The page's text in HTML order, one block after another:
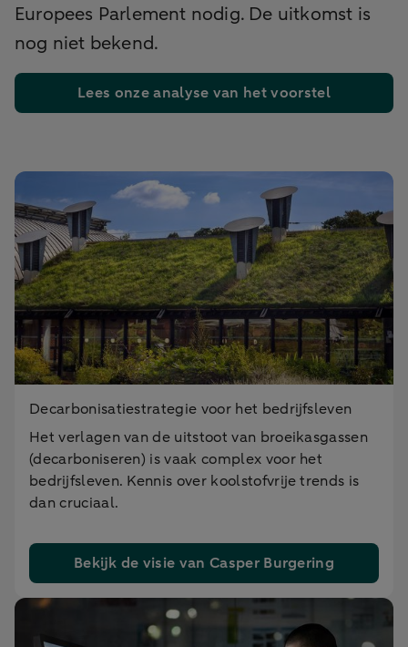
Europees Parlement nodig. De uitkomst is
nog niet bekend.
Lees onze analyse van het voorstel
Decarbonisatiestrategie voor het bedrijfsleven
Het verlagen van de uitstoot van broeikasgassen
(decarboniseren) is vaak complex voor het
bedrijfsleven. Kennis over koolstofvrije trends is
dan cruciaal.
Bekijk de visie van Casper Burgering